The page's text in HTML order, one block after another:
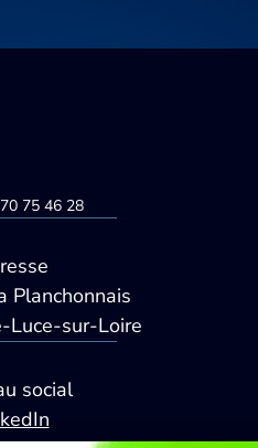
75 46 28
Planchonnais
Luce-sur-Loire
social